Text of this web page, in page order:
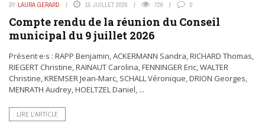
BY LAURA GERARD 15 JUILLET 2026 726 0
Compte rendu de la réunion du Conseil
municipal du 9 juillet 2026
Présent·e·s : RAPP Benjamin, ACKERMANN Sandra, RICHARD Thomas,
RIEGERT Christine, RAINAUT Carolina, FENNINGER Eric, WALTER
Christine, KREMSER Jean-Marc, SCHALL Véronique, DRION Georges,
MENRATH Audrey, HOELTZEL Daniel, ...
LIRE L’ARTICLE